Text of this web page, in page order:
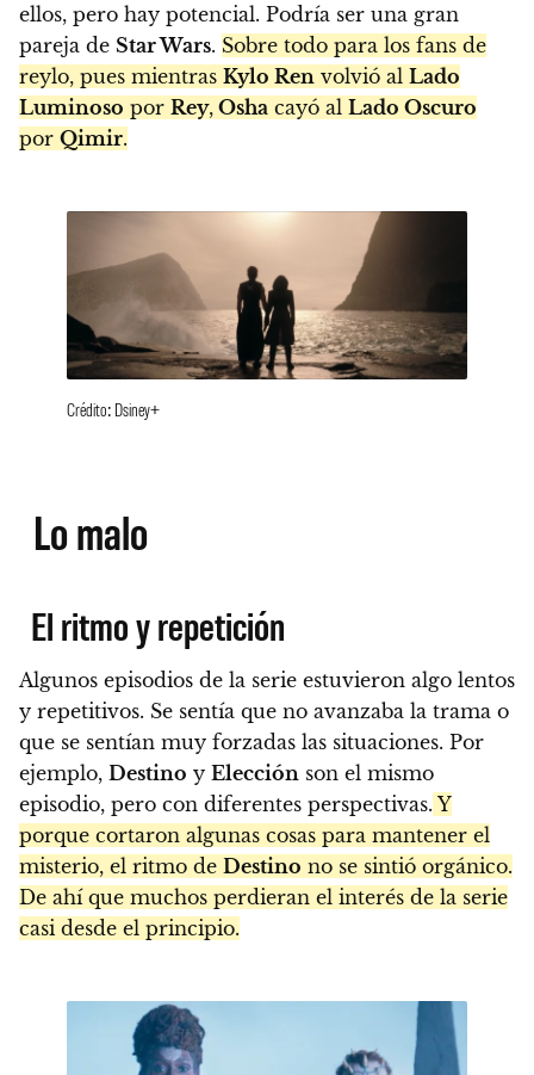
ellos, pero hay potencial. Podría ser una gran
pareja de Star Wars. Sobre todo para los fans de
reylo, pues mientras Kylo Ren volvió al Lado
Luminoso por Rey, Osha cayó al Lado Oscuro
por Qimir.
Crédito: Dsiney+
Lo malo
El ritmo y repetición
Algunos episodios de la serie estuvieron algo lentos
y repetitivos. Se sentía que no avanzaba la trama o
que se sentían muy forzadas las situaciones. Por
ejemplo, Destino y Elección son el mismo
episodio, pero con diferentes perspectivas. Y
porque cortaron algunas cosas para mantener el
misterio, el ritmo de Destino no se sintió orgánico.
De ahí que muchos perdieran el interés de la serie
casi desde el principio.